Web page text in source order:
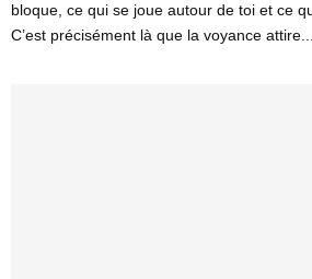
bloque, ce qui se joue autour de toi et ce
C’est précisément là que la voyance